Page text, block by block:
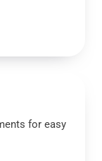
for easy